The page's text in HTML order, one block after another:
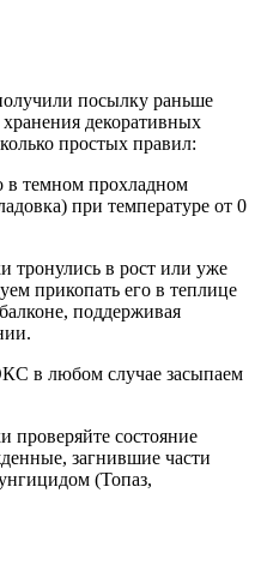
посылку раньше
хранения декоративных
простых правил:
в темном прохладном
при температуре от 0
тронулись в рост или уже
прикопать его в теплице
поддерживая
в любом случае засыпаем
проверяйте состояние
загнившие части
(Топаз,